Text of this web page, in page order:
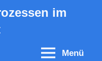
im
Menü